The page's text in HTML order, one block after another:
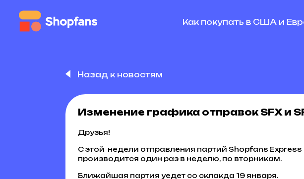
Как покупать в США и
Назад к новостям
Изменение графика отправок SFX и
Друзья!
С этой недели отправления партий Shopfans
производится один раз в неделю, по вторникам.
Ближайшая партия уедет со склакда 19 января.